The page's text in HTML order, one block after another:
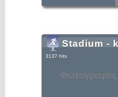
Stadium -
3137 hits